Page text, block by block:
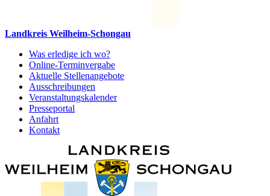
Landkreis Weilheim-Schongau
Was erledige ich wo?
Online-Terminvergabe
Aktuelle Stellenangebote
Ausschreibungen
Veranstaltungskalender
Presseportal
Anfahrt
Kontakt